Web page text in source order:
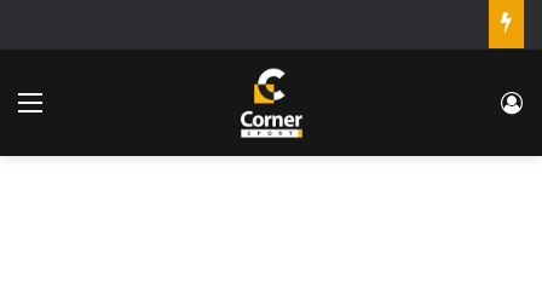
تسجيل الدخول